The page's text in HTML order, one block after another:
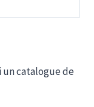
un catalogue de